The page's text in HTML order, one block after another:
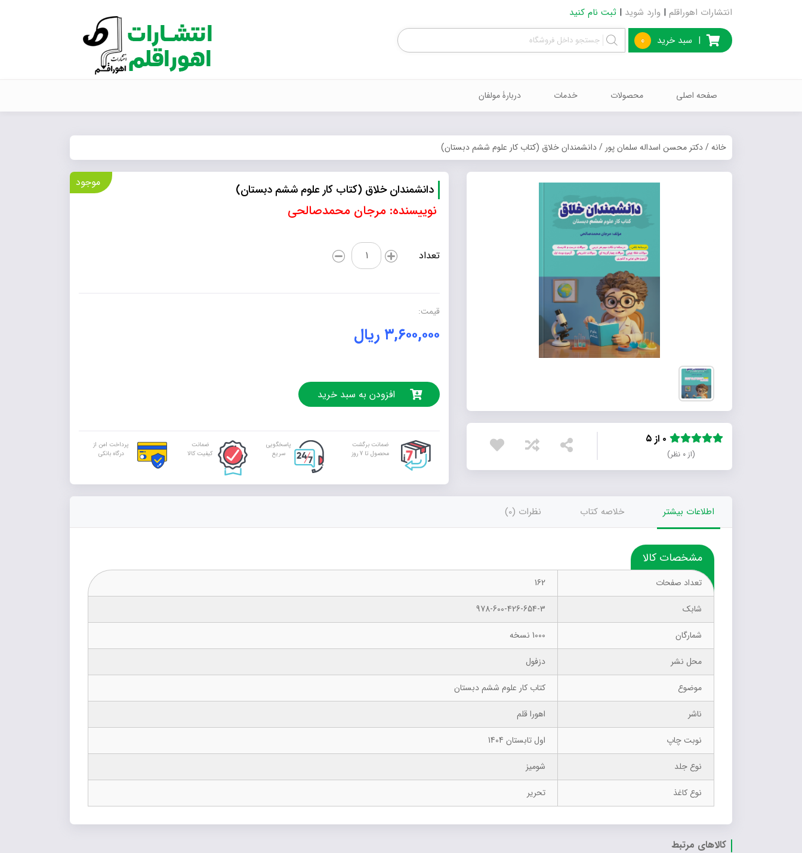
انتشارات اهوراقلم | وارد شوید | ثبت نام کنید
| سبد خرید 0
Products
search
صفحه اصلی محصولات خدمات دربارۀ مولفان
خانه/دکتر محسن اسداله سلمان پور / دانشمندان خلاق (کتاب کار علوم ششم دبستان)
(از ۰ نظر)
موجود دانشمندان خلاق (کتاب کار علوم ششم دبستان)
نوییسنده: مرجان محمدصالحی
تعداد
دانشمندان
خلاق
کار
دبستان)
عدد
قیمت:
۳,۶۰۰,۰۰۰ ریال
افزودن به سبد خرید
ضمانت برگشت
محصول تا 7 روز
پاسخگویی
سریع
ضمانت
کیفیت کالا
پرداخت امن از
درگاه بانکی
اطلاعات بیشتر خلاصه کتاب نظرات (0)
مشخصات کالا
تعداد صفحات
162
شابک
978-600-426-654-3
شمارگان
1000 نسخه
محل نشر
دزفول
موضوع
کتاب کار علوم ششم دبستان
ناشر
اهورا قلم
نوبت چاپ
اول تابستان 1404
نوع جلد
شومیز
نوع کاغذ
تحریر
کالاهای مرتبط